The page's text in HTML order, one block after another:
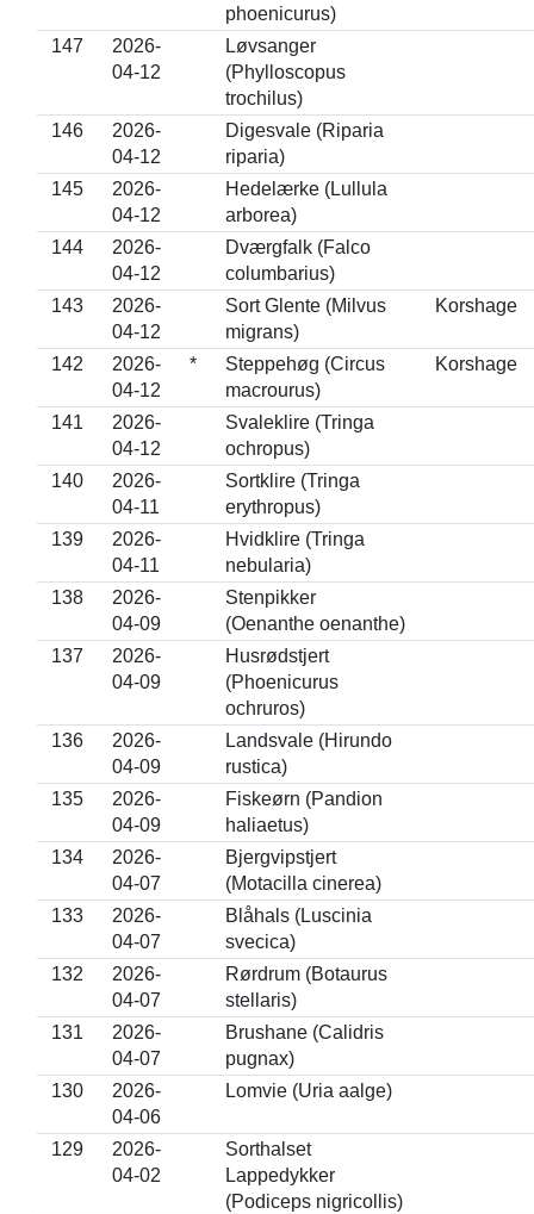
phoenicurus)
147
2026-
04-12
Løvsanger
(Phylloscopus
trochilus)
146
2026-
04-12
Digesvale (Riparia
riparia)
145
2026-
04-12
Hedelærke (Lullula
arborea)
144
2026-
04-12
Dværgfalk (Falco
columbarius)
143
2026-
04-12
Sort Glente (Milvus
migrans)
Korshage
142
2026-
04-12
*
Steppehøg (Circus
macrourus)
Korshage
141
2026-
04-12
Svaleklire (Tringa
ochropus)
140
2026-
04-11
Sortklire (Tringa
erythropus)
139
2026-
04-11
Hvidklire (Tringa
nebularia)
138
2026-
04-09
Stenpikker
(Oenanthe oenanthe)
137
2026-
04-09
Husrødstjert
(Phoenicurus
ochruros)
136
2026-
04-09
Landsvale (Hirundo
rustica)
135
2026-
04-09
Fiskeørn (Pandion
haliaetus)
134
2026-
04-07
Bjergvipstjert
(Motacilla cinerea)
133
2026-
04-07
Blåhals (Luscinia
svecica)
132
2026-
04-07
Rørdrum (Botaurus
stellaris)
131
2026-
04-07
Brushane (Calidris
pugnax)
130
2026-
04-06
Lomvie (Uria aalge)
129
2026-
04-02
Sorthalset
Lappedykker
(Podiceps nigricollis)